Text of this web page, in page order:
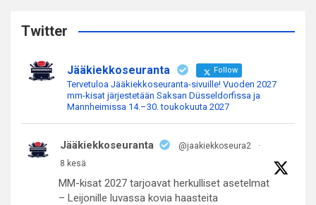
c
Twitter
Jääkiekkoseuranta Follow
Tervetuloa Jääkiekkoseuranta-sivuille! Vuoden 2027
mm-kisat järjestetään Saksan Düsseldorfissa ja
Mannheimissa 14.–30. toukokuuta 2027
Jääkiekkoseuranta @jaakiekkoseura2
·
8 kesä
MM-kisat 2027 tarjoavat herkulliset asetelmat
– Leijonille luvassa kovia haasteita